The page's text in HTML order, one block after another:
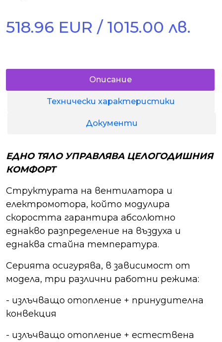
518.96 EUR / 1015.00 лв.
Описание
Технически характеристики
Документи
ЕДНО ТЯЛО УПРАВЛЯВА ЦЕЛОГОДИШНИЯ
КОМФОРТ
Структурата на вентилатора и
електромотора, който модулира
скоростта гарантира абсолютно
еднакво разпределение на въздуха и
еднаква стайна температура.
Серията осигурява, в зависимост от
модела, три различни работни режима:
- излъчващо отопление + принудителна
конвекция
- излъчващо отопление + естествена